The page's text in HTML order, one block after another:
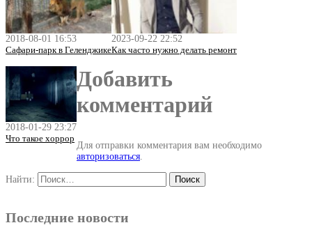
2018-08-01 16:53
Сафари-парк в Геленджике
2023-09-22 22:52
Как часто нужно делать ремонт
2018-01-29 23:27
Что такое хоррор
Добавить
комментарий
Для отправки комментария вам необходимо
авторизоваться.
Найти:
Последние новости